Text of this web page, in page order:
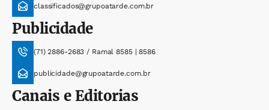
classificados@grupoatarde.com.br
Publicidade
(71) 2886-2683 / Ramal 8585 | 8586
publicidade@grupoatarde.com.br
Canais e Editorias